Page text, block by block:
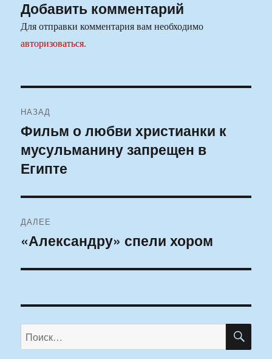
Добавить комментарий
Для отправки комментария вам необходимо
авторизоваться.
по
записям
НАЗАД
Предыдущая
запись:
Фильм о любви христианки к
мусульманину запрещен в
Египте
ДАЛЕЕ
Следующая
«Александру» спели хором
Искать: